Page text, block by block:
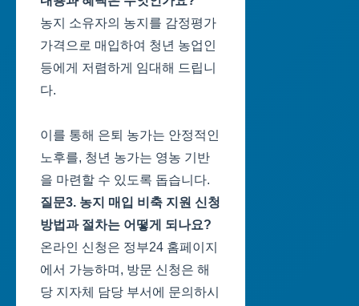
농지 소유자의 농지를 감정평가
가격으로 매입하여 청년 농업인
등에게 저렴하게 임대해 드립니
다.
이를 통해 은퇴 농가는 안정적인
노후를, 청년 농가는 영농 기반
을 마련할 수 있도록 돕습니다.
질문3. 농지 매입 비축 지원 신청
방법과 절차는 어떻게 되나요?
온라인 신청은 정부24 홈페이지
에서 가능하며, 방문 신청은 해
당 지자체 담당 부서에 문의하시